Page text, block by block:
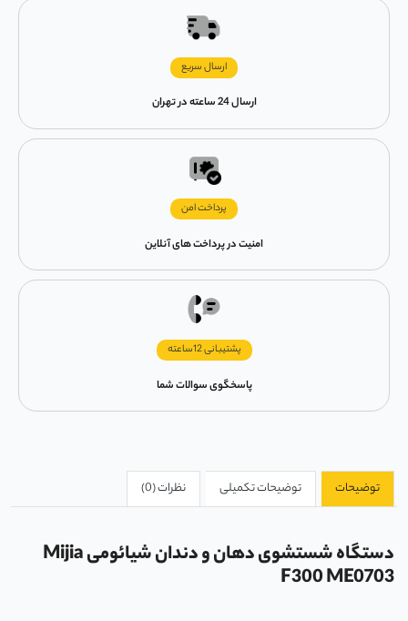
ارسال سریع
ارسال 24 ساعته در تهران
پرداخت امن
امنیت در پرداخت های آنلاین
پشتیبانی 12ساعته
پاسخگوی سوالات شما
توضیحات توضیحات تکمیلی نظرات (0)
دستگاه شستشوی دهان و دندان شیائومی Mijia
F300 ME0703